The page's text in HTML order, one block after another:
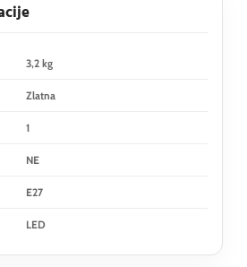
3,2 kg
Zlatna
1
NE
E27
LED